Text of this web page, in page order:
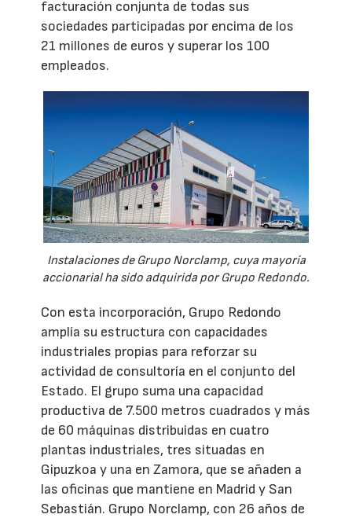
facturación conjunta de todas sus
sociedades participadas por encima de los
21 millones de euros y superar los 100
empleados.
Instalaciones de Grupo Norclamp, cuya mayoría
accionarial ha sido adquirida por Grupo Redondo.
Con esta incorporación, Grupo Redondo
amplía su estructura con capacidades
industriales propias para reforzar su
actividad de consultoría en el conjunto del
Estado. El grupo suma una capacidad
productiva de 7.500 metros cuadrados y más
de 60 máquinas distribuidas en cuatro
plantas industriales, tres situadas en
Gipuzkoa y una en Zamora, que se añaden a
las oficinas que mantiene en Madrid y San
Sebastián. Grupo Norclamp, con 26 años de